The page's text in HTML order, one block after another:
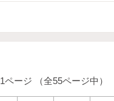
1ページ （全55ページ中）